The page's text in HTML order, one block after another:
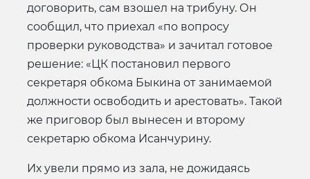
договорить, сам взошел на трибуну. Он
сообщил, что приехал «по вопросу
проверки руководства» и зачитал готовое
решение: «ЦК постановил первого
секретаря обкома Быкина от занимаемой
должности освободить и арестовать». Такой
же приговор был вынесен и второму
секретарю обкома Исанчурину.
Их увели прямо из зала, не дожидаясь